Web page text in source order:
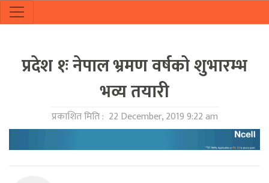
प्रदेश १ः नेपाल भ्रमण वर्षको शुभारम्भ
भव्य तयारी
प्रकाशित मिति : 22 December, 2019 9:22 am